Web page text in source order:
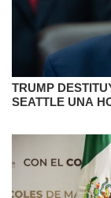
TRUMP
SEATTLE UNA